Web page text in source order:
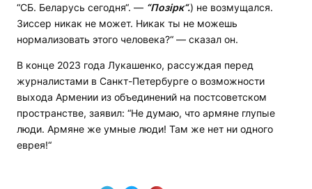
“СБ. Беларусь сегодня“. — “Позiрк“.) не возмущался.
Зиссер никак не может. Никак ты не можешь
нормализовать этого человека?“ — сказал он.
В конце 2023 года Лукашенко, рассуждая перед
журналистами в Санкт-Петербурге о возможности
выхода Армении из объединений на постсоветском
пространстве, заявил: “Не думаю, что армяне глупые
люди. Армяне же умные люди! Там же нет ни одного
еврея!“